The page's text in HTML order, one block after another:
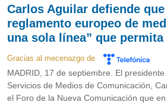
Carlos Aguilar defiende que
reglamento europeo de
una sola línea” que
Gracias al mecenazgo de
MADRID, 17 de septiembre. El
Servicios de Medios de Comunicación,
el Foro de la Nueva Comunicación que